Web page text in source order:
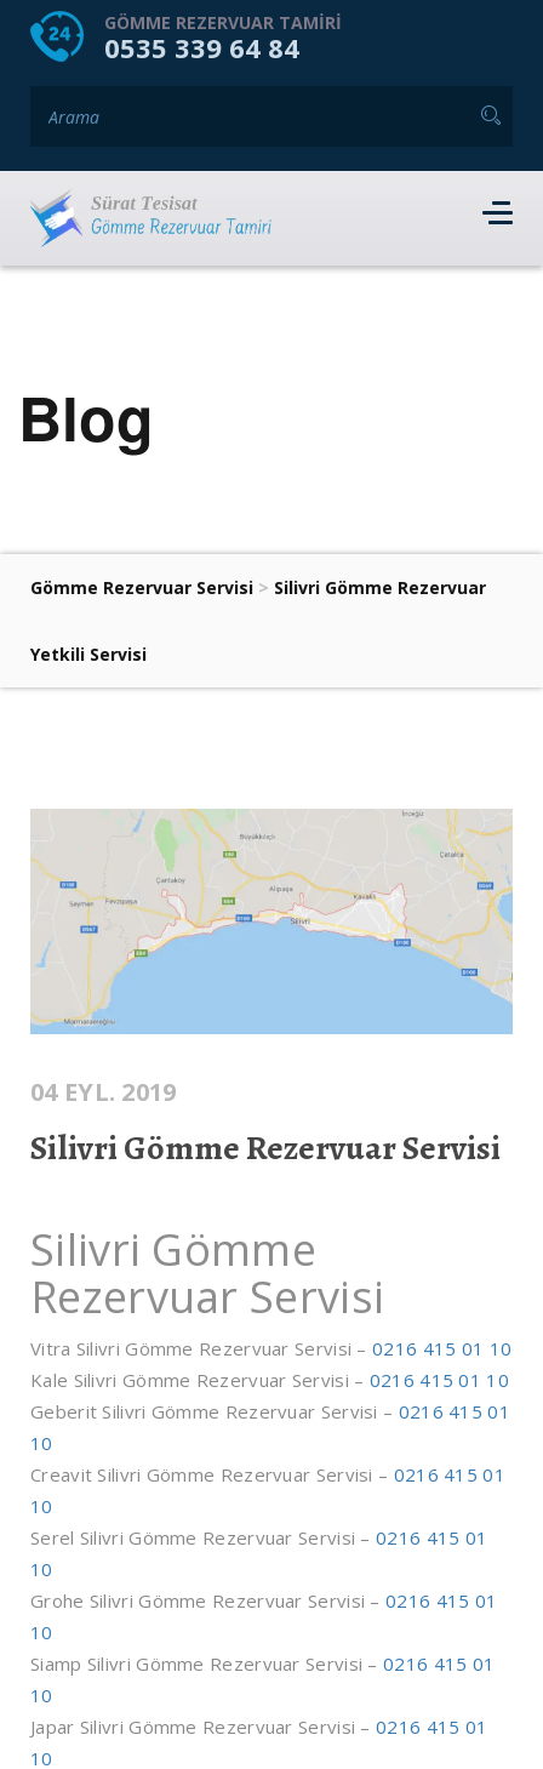
HOME HAKKIMIZDA
GÖMME REZERVUAR TAMIRI
0535 339 64 84
Blog
Gömme Rezervuar Servisi > Silivri Gömme Rezervuar
Yetkili Servisi
04 EYL. 2019
Silivri Gömme Rezervuar Servisi
Silivri Gömme
Rezervuar Servisi
Vitra Silivri Gömme Rezervuar Servisi – 0216 415 01 10
Kale Silivri Gömme Rezervuar Servisi – 0216 415 01 10
Geberit Silivri Gömme Rezervuar Servisi – 0216 415 01
10
Creavit Silivri Gömme Rezervuar Servisi – 0216 415 01
10
Serel Silivri Gömme Rezervuar Servisi – 0216 415 01
10
Grohe Silivri Gömme Rezervuar Servisi – 0216 415 01
10
Siamp Silivri Gömme Rezervuar Servisi – 0216 415 01
10
Japar Silivri Gömme Rezervuar Servisi – 0216 415 01
10